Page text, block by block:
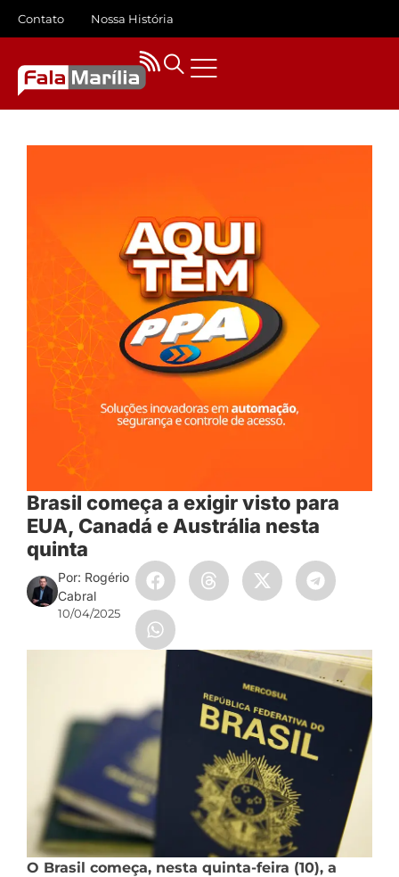
Contato Nossa História
Brasil começa a exigir visto para
EUA, Canadá e Austrália nesta
quinta
Por: Rogério
Cabral
10/04/2025
O Brasil começa, nesta quinta-feira (10), a